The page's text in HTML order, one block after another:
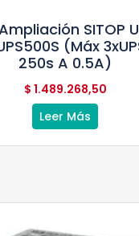
SITOP
(máx
250s A 0.5A)
$ 1.489.268,50
Leer Más